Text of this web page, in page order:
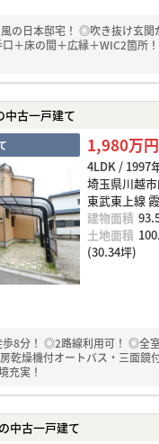
の日本邸宅！ ◎吹き抜け玄関
＋床の間＋広縁＋WIC2箇所
中古一戸建て
1,980万円
4LDK / 1997
埼玉県川越
東武東上線
建物面積
土地面積
(30.34坪)
8分！ ◎2路線利用可！ ◎全
乾燥機付オートバス・三面鏡
充実！
中古一戸建て